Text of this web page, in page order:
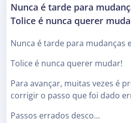
Nunca é tarde para
Tolice é nunca querer
Nunca é tarde para mudanças
Tolice é nunca querer mudar!
Para avançar, muitas vezes é
corrigir o passo que foi dado
Passos errados desco…